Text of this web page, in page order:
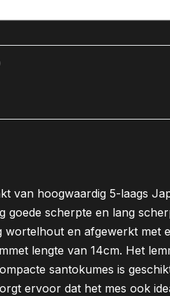
van hoogwaardig 5-laags
goede scherpte en lang
wortelhout en afgewerkt met
lengte van 14cm. Het
santokumes is
ervoor dat het mes ook